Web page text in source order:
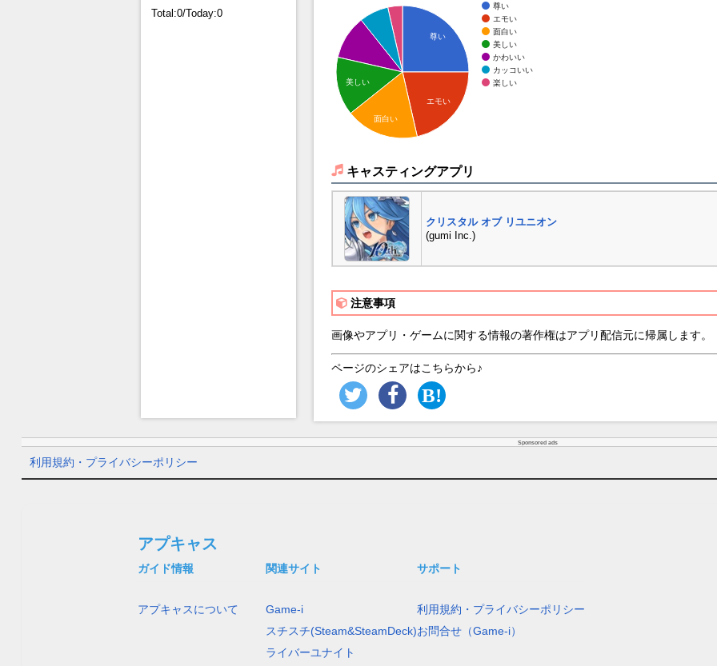
Total:0/Today:0
尊い
エモい
面白い
美しい
かわいい
カッコいい
楽しい
尊い
エモい
美しい
面白い
キャスティングアプリ
クリスタル オブ リユニオン
(gumi Inc.)
注意事項
画像やアプリ・ゲームに関する情報の著作権はアプリ配信元に帰属します。
ページのシェアはこちらから♪
Sponsored ads
利用規約・プライバシーポリシー
アプキャス
ガイド情報
アプキャスについて
関連サイト
Game-i
スチスチ(Steam&SteamDeck)
ライバーユナイト
サポート
利用規約・プライバシーポリシー
お問合せ（Game-i）